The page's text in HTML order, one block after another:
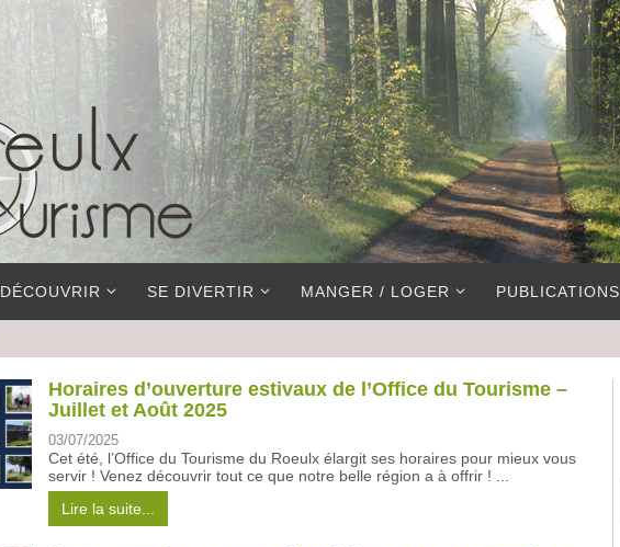
DÉCOUVRIR SE DIVERTIR MANGER / LOGER PUBLICATIONS
Horaires d’ouverture estivaux de l’Office du Tourisme –
Juillet et Août 2025
03/07/2025
Cet été, l’Office du Tourisme du Roeulx élargit ses horaires pour mieux vous
servir ! Venez découvrir tout ce que notre belle région a à offrir ! ...
Lire la suite...